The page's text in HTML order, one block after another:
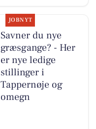
JOBNYT
Savner du nye
græsgange? - Her
er nye ledige
stillinger i
Tappernøje og
omegn